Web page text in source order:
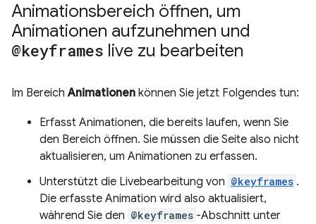
Animationsbereich öffnen, um
Animationen aufzunehmen und
@keyframes live zu bearbeiten
Im BereichAnimationen können Sie jetzt Folgendes tun:
Erfasst Animationen, die bereits laufen, wenn Sie
den Bereich öffnen. Sie müssen die Seite also nicht
aktualisieren, um Animationen zu erfassen.
Unterstützt die Livebearbeitung von @keyframes .
Die erfasste Animation wird also aktualisiert,
während Sie den @keyframes -Abschnitt unter